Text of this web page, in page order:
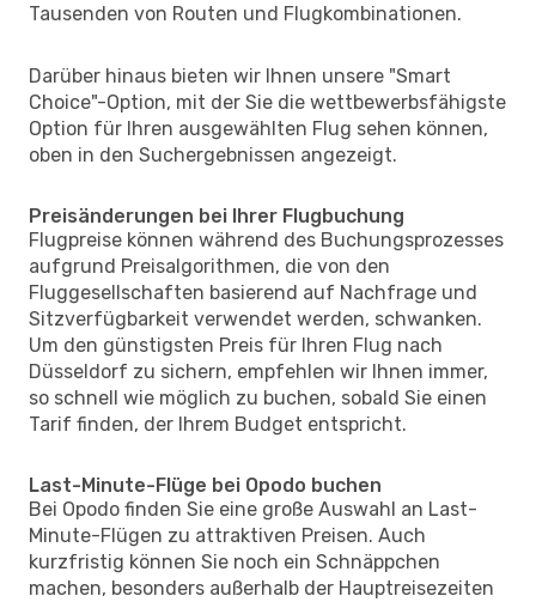
Tausenden von Routen und Flugkombinationen.
Darüber hinaus bieten wir Ihnen unsere "Smart
Choice"-Option, mit der Sie die wettbewerbsfähigste
Option für Ihren ausgewählten Flug sehen können,
oben in den Suchergebnissen angezeigt.
Preisänderungen bei Ihrer Flugbuchung
Flugpreise können während des Buchungsprozesses
aufgrund Preisalgorithmen, die von den
Fluggesellschaften basierend auf Nachfrage und
Sitzverfügbarkeit verwendet werden, schwanken.
Um den günstigsten Preis für Ihren Flug nach
Düsseldorf zu sichern, empfehlen wir Ihnen immer,
so schnell wie möglich zu buchen, sobald Sie einen
Tarif finden, der Ihrem Budget entspricht.
Last-Minute-Flüge bei Opodo buchen
Bei Opodo finden Sie eine große Auswahl an Last-
Minute-Flügen zu attraktiven Preisen. Auch
kurzfristig können Sie noch ein Schnäppchen
machen, besonders außerhalb der Hauptreisezeiten